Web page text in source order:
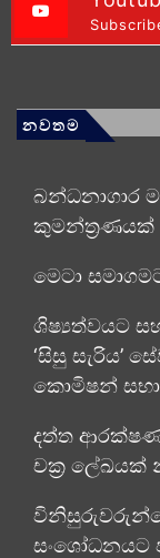
නවතම
බන්ධනාගාර
කුමන්ත්‍රණයක්
මෙටා
ශිෂ්‍යත්වයට
‘සිසු සැරිය’
කොමිෂන්
දත්ත ආරක්ෂණ
චක්‍ර
සංශෝධනයට